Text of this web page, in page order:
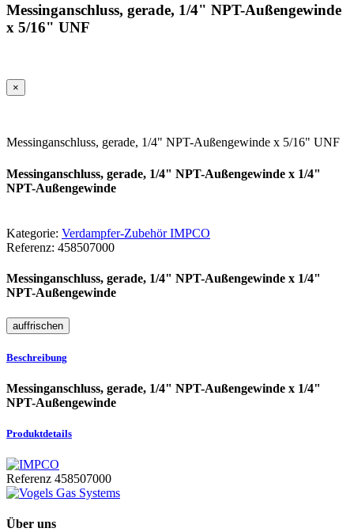
Messinganschluss, gerade, 1/4" NPT-Außengewinde
x 5/16" UNF
×
Messinganschluss, gerade, 1/4" NPT-Außengewinde x 5/16" UNF
Messinganschluss, gerade, 1/4" NPT-Außengewinde x 1/4"
NPT-Außengewinde
Kategorie: Verdampfer-Zubehör IMPCO
Referenz: 458507000
Messinganschluss, gerade, 1/4" NPT-Außengewinde x 1/4"
NPT-Außengewinde
Beschreibung
Messinganschluss, gerade, 1/4" NPT-Außengewinde x 1/4"
NPT-Außengewinde
Produktdetails
Referenz 458507000
Über uns